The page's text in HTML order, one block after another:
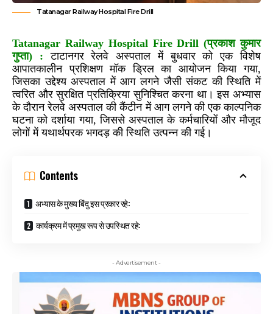
Tatanagar Railway Hospital Fire Drill
Tatanagar Railway Hospital Fire Drill (प्रकाश कुमार
गुप्ता) : टाटानगर रेलवे अस्पताल में बुधवार को एक विशेष
आपातकालीन प्रशिक्षण मॉक ड्रिल का आयोजन किया गया,
जिसका उद्देश्य अस्पताल में आग लगने जैसी संकट की स्थिति में
त्वरित और सुरक्षित प्रतिक्रिया सुनिश्चित करना था। इस अभ्यास
के दौरान रेलवे अस्पताल की कैंटीन में आग लगने की एक काल्पनिक
घटना को दर्शाया गया, जिससे अस्पताल के कर्मचारियों और मौजूद
लोगों में यथार्थपरक भगदड़ की स्थिति उत्पन्न की गई।
Contents
अभ्यास के मुख्य बिंदु इस प्रकार रहे:
कार्यक्रम में प्रमुख रूप से उपस्थित रहे:
- Advertisement -